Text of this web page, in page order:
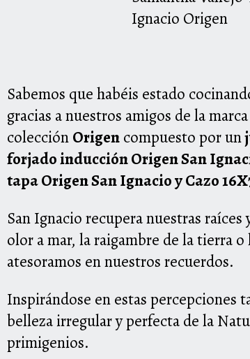
Ignacio Origen
Sabemos que habéis estado
gracias a nuestros amigos de la
colecciónOrigencompuesto por un
forjado inducción Origen San
tapa Origen San Ignacio y Cazo
San Ignaciorecupera nuestras
olor a mar, la raigambre de la tierra
atesoramos en nuestros recuerdos.
Inspirándose en estas percepciones
belleza irregular y perfecta de la
primigenios.